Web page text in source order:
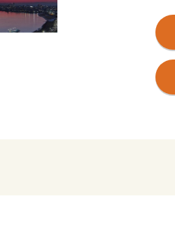
や若者をはじめ
目指し、さまざ
このような本市
身の方や本市の